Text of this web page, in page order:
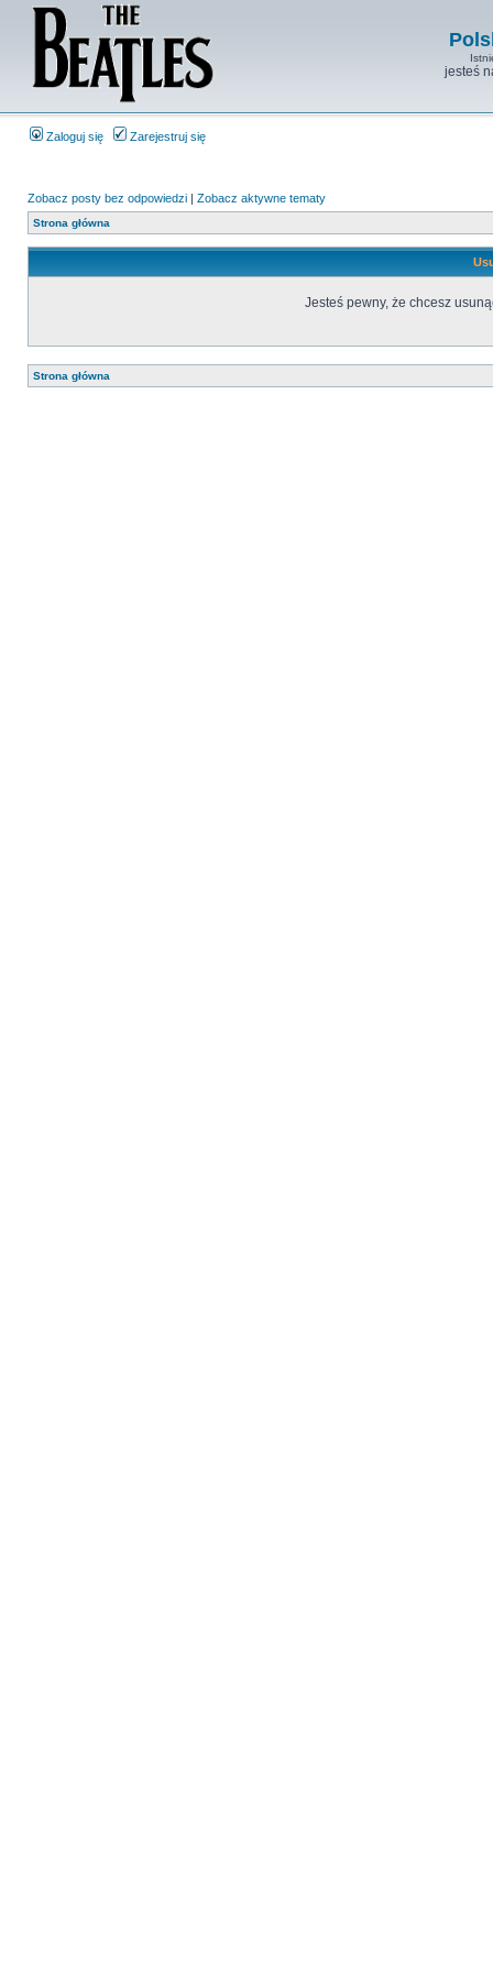
jesteś
Zaloguj się Zarejestruj się
Zobacz posty bez odpowiedzi | Zobacz aktywne tematy
Strona główna
Jesteś pewny, że chcesz
Strona główna